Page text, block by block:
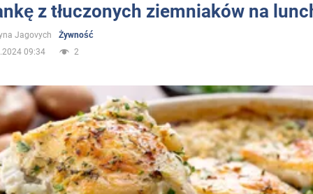
Ukrainie
z tłuczonych ziemniaków na
Jagovych
Żywność
09:34
2